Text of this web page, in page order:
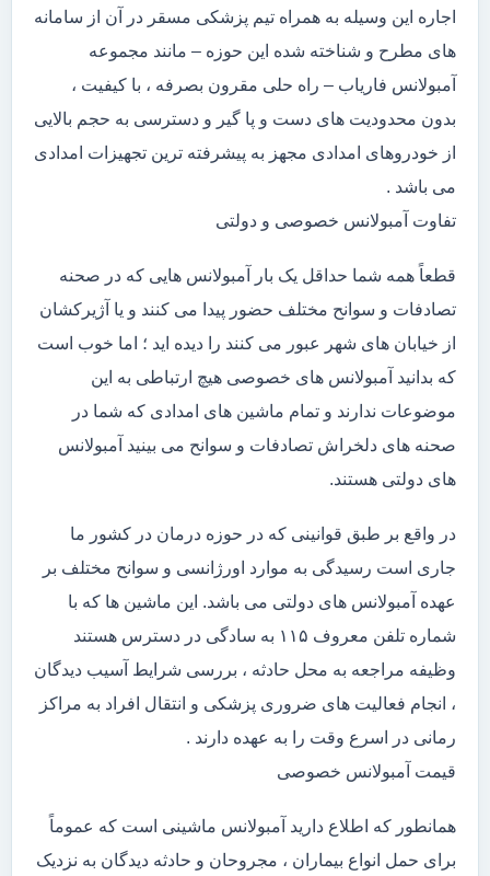
اجاره این وسیله به همراه تیم پزشکی مسقر در آن از سامانه
های مطرح و شناخته شده این حوزه – مانند مجموعه
آمبولانس فاریاب – راه حلی مقرون بصرفه ، با کیفیت ،
بدون محدودیت های دست و پا گیر و دسترسی به حجم بالایی
از خودروهای امدادی مجهز به پیشرفته ترین تجهیزات امدادی
می باشد .
تفاوت آمبولانس خصوصی و دولتی
قطعاً همه شما حداقل یک بار آمبولانس هایی که در صحنه
تصادفات و سوانح مختلف حضور پیدا می کنند و یا آژیرکشان
از خیابان های شهر عبور می کنند را دیده اید ؛ اما خوب است
که بدانید آمبولانس های خصوصی هیچ ارتباطی به این
موضوعات ندارند و تمام ماشین های امدادی که شما در
صحنه های دلخراش تصادفات و سوانح می بینید آمبولانس
های دولتی هستند.
در واقع بر طبق قوانینی که در حوزه درمان در کشور ما
جاری است رسیدگی به موارد اورژانسی و سوانح مختلف بر
عهده آمبولانس های دولتی می باشد. این ماشین ها که با
شماره تلفن معروف ۱۱۵ به سادگی در دسترس هستند
وظیفه مراجعه به محل حادثه ، بررسی شرایط آسیب دیدگان
، انجام فعالیت های ضروری پزشکی و انتقال افراد به مراکز
رمانی در اسرع وقت را به عهده دارند .
قیمت آمبولانس خصوصی
همانطور که اطلاع دارید آمبولانس ماشینی است که عموماً
برای حمل انواع بیماران ، مجروحان و حادثه دیدگان به نزدیک